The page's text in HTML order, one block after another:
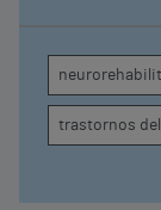
atención, la
conducta
trastornos